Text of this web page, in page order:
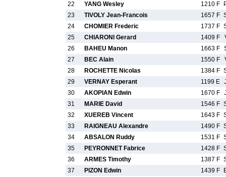
22
YANG Wesley 1210 F
23
TIVOLY Jean-Francois 1657 F
24
CHOMIER Frederic 1737 F
25
CHIARONI Gerard 1409 F
26
BAHEU Manon 1663 F
27
BEC Alain 1550 F
28
ROCHETTE Nicolas 1384 F
29
VERNAY Esperant 1199 E
30
AKOPIAN Edwin 1670 F
31
MARIE David 1546 F
32
XUEREB Vincent 1643 F
33
RAIGNEAU Alexandre 1490 F
34
ABSALON Ruddy 1531 F
35
PEYRONNET Fabrice 1428 F
36
ARMES Timothy 1387 F
37
PIZON Edwin 1439 F